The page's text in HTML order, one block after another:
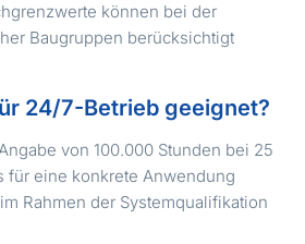
können bei der
Baugruppen berücksichtigt
24/7-Betrieb geeignet?
von 100.000 Stunden bei 25
für eine konkrete Anwendung
Rahmen der Systemqualifikation